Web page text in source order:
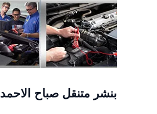
بنشر متنقل صباح الاحمد